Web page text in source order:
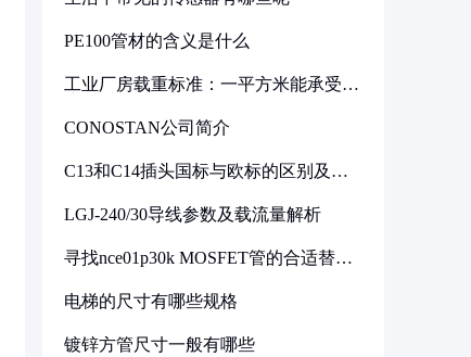
PE100管材的含义是什么
工业厂房载重标准：一平方米能承受多
CONOSTAN公司简介
C13和C14插头国标与欧标的区别及其
LGJ-240/30导线参数及载流量解析
寻找nce01p30k MOSFET管的合适替代
电梯的尺寸有哪些规格
镀锌方管尺寸一般有哪些